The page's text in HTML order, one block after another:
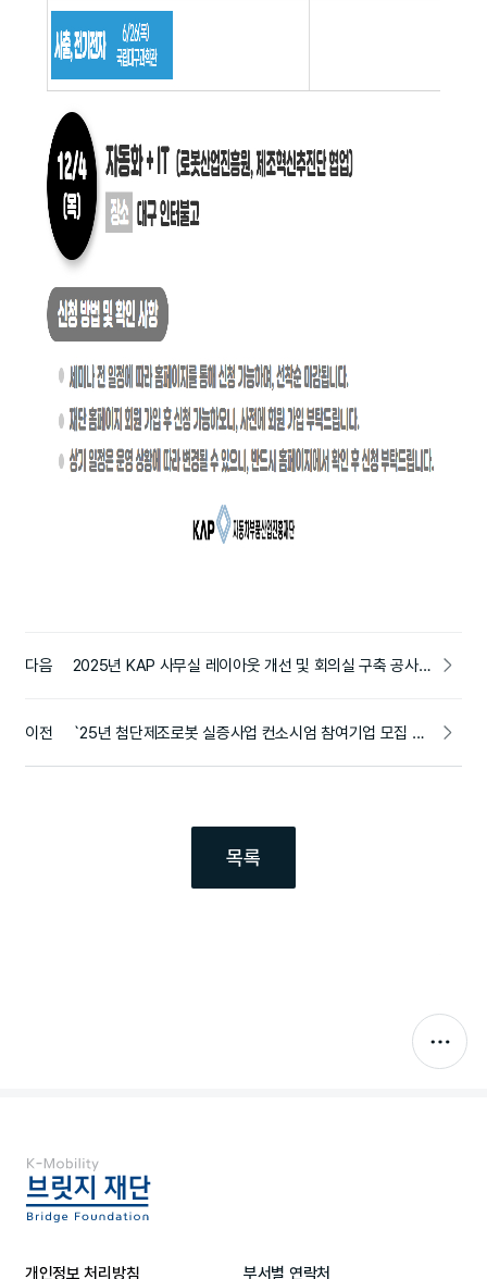
다음 2025년 KAP 사무실 레이아웃 개선 및 회의실 구축 공사 입찰 공고 [~2/7(금)]
이전 `25년 첨단제조로봇 실증사업 컨소시엄 참여기업 모집 공고 (~ 3/24(월))
목록
개인정보 처리방침 부서별 연락처